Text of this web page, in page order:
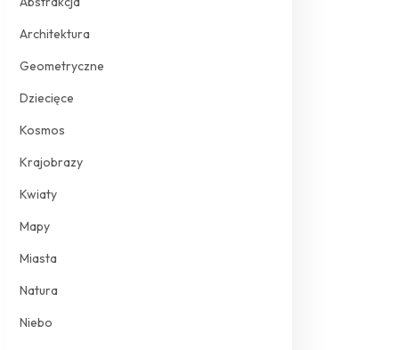
Architektura
Geometryczne
Dziecięce
Kosmos
Krajobrazy
Kwiaty
Mapy
Miasta
Natura
Niebo